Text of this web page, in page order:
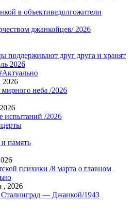
в объективедолгожители
джанкойцев/ 2026
поддерживают друг друга и хранят
2026
2026
неба /2026
испытаний /2026
память
психики /8 марта о главном
, 2026
Сталинград — Джанкой/1943